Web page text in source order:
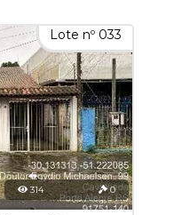
Lote nº 033
314 0